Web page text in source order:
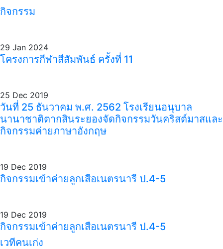
กิจกรรม
29 Jan 2024
โครงการกีฬาสีสัมพันธ์ ครั้งที่ 11
25 Dec 2019
วันที่ 25 ธันวาคม พ.ศ. 2562 โรงเรียนอนุบาล
นานาชาติตากสินระยองจัดกิจกรรมวันคริสต์มาสและ
กิจกรรมค่ายภาษาอังกฤษ
19 Dec 2019
กิจกรรมเข้าค่ายลูกเสือเนตรนารี ป.4-5
19 Dec 2019
กิจกรรมเข้าค่ายลูกเสือเนตรนารี ป.4-5
เวทีคนเก่ง